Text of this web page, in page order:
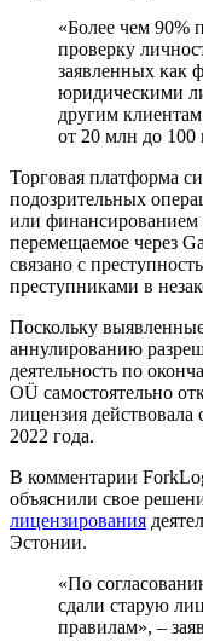
«Более чем 90%
проверку
заявленных как
юридическими
другим
от 20 млн до
Торговая платформа
подозрительных
или финансированием
перемещаемое через
связано с
преступниками в
Поскольку
аннулированию
деятельность по
OÜ самостоятельно
лицензия действовала
2022 года.
В комментарии
объяснили свое
лицензирования
Эстонии.
«По
сдали старую
правилам», –